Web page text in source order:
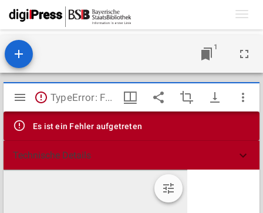
1
Mirador
Viewer
TypeError: Failed to fetch
Es ist ein Fehler aufgetreten
Technische Details